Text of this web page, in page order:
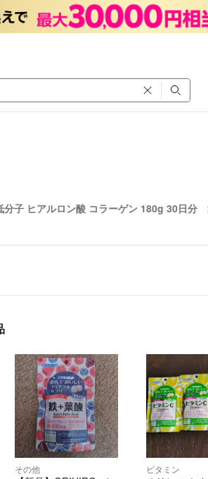
子 ヒアルロン酸 コラーゲン 180g 30日分
その他 ビタミン